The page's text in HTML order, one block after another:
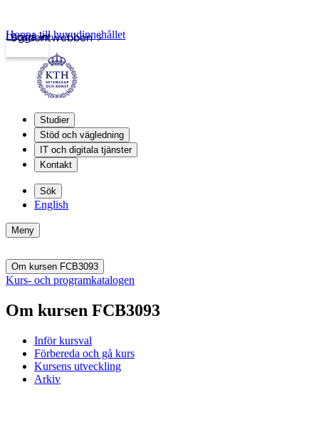
Studentwebben
Logga in
Hoppa till huvudinnehållet
Studier
Stöd och vägledning
IT och digitala tjänster
Kontakt
Sök
English
Meny
Om kursen FCB3093
Kurs- och programkatalogen
Om kursen FCB3093
Inför kursval
Förbereda och gå kurs
Kursens utveckling
Arkiv